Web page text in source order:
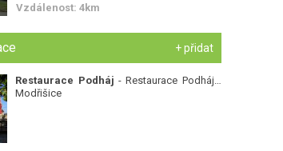
Vzdálenost: 4km
+ přidat
Restaurace Podháj - Restaurace Podháj -
Modřišice